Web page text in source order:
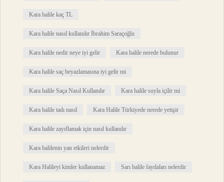
Kara halile kaç TL
Kara halile nasıl kullanılır İbrahim Saraçoğlu
Kara halile nedir neye iyi gelir Kara halile nerede bulunur
Kara halile saç beyazlamasına iyi gelir mi
Kara halile Saça Nasıl Kullanılır Kara halile suyla içilir mi
Kara halile tadı nasıl Kara Halile Türkiyede nerede yetişir
Kara halile zayıflamak için nasıl kullanılır
Kara halilenin yan etkileri nelerdir
Kara Halileyi kimler kullanamaz Sarı halile faydaları nelerdir